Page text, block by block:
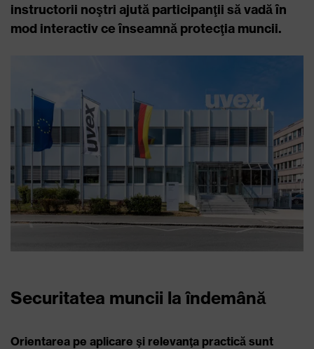
instructorii noştri ajută participanţii să vadă în
mod interactiv ce înseamnă protecţia muncii.
Securitatea muncii la îndemână
Orientarea pe aplicare şi relevanţa practică sunt